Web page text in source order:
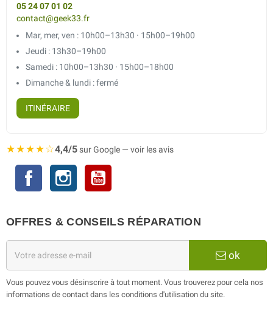
05 24 07 01 02
contact@geek33.fr
Mar, mer, ven : 10h00–13h30 · 15h00–19h00
Jeudi : 13h30–19h00
Samedi : 10h00–13h30 · 15h00–18h00
Dimanche & lundi : fermé
ITINÉRAIRE
★★★★☆4,4/5sur Google — voir les avis
Facebook Instagram
OFFRES & CONSEILS RÉPARATION
ok
Vous pouvez vous désinscrire à tout moment. Vous trouverez pour cela nos
informations de contact dans les conditions d'utilisation du site.